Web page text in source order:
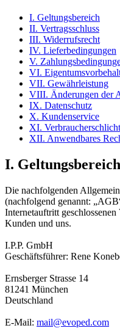
I. Geltungsbereich
II. Vertragsschluss
III. Widerrufsrecht
IV. Lieferbedingungen
V.
VI.
VII. Gewährleistung
VIII. Änderungen der
IX. Datenschutz
X. Kundenservice
XI.
XII. Anwendbares
I. Geltungsbereich
Die nachfolgenden
(nachfolgend genannt:
Internetauftritt
Kunden und uns.
I.P.P. GmbH
Geschäftsführer: Rene
Ernsberger Strasse 14
81241 München
Deutschland
E-Mail: mail@evoped.com